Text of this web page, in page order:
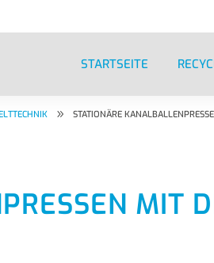
STARTSEITE
9 STATIONÄRE
MIT